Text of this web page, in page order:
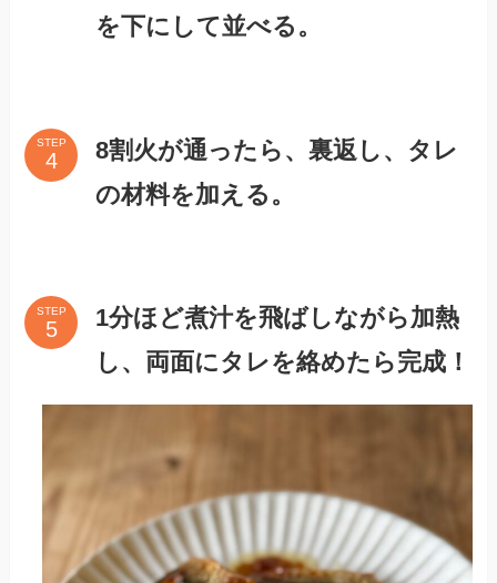
を下にして並べる。
STEP
8割火が通ったら、裏返し、タレ
の材料を加える。
STEP
1分ほど煮汁を飛ばしながら加熱
し、両面にタレを絡めたら完成！